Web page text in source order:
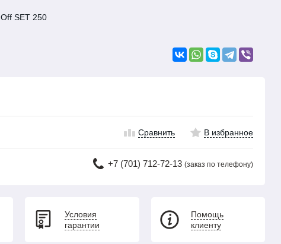
SET 250
Сравнить В избранное
+7 (701) 712-72-13 (заказ по телефону)
Условия
гарантии
Помощь
клиенту